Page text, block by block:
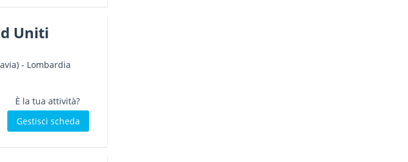
Uniti
- Lombardia
È la tua attività?
Gestisci scheda